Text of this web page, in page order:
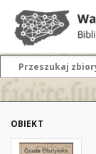
OBIEKT